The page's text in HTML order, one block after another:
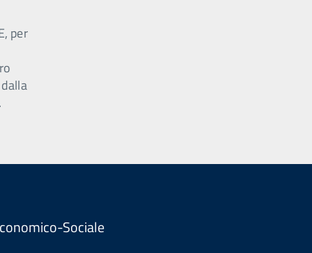
per
Sociale